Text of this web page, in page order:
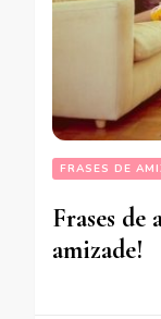
FRASES DE
Frases de
amizade!